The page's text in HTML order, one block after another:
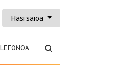
Hasi saioa